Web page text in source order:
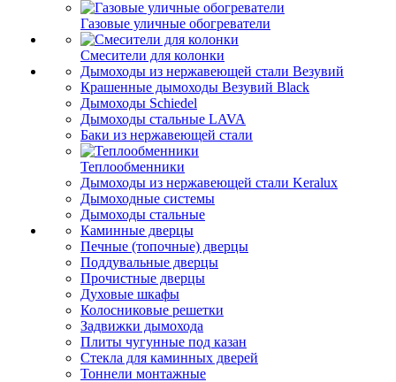
Газовые уличные обогреватели
Смесители для колонки
Дымоходы из нержавеющей стали Везувий
Крашенные дымоходы Везувий Black
Дымоходы Schiedel
Дымоходы стальные LAVA
Баки из нержавеющей стали
Теплообменники
Дымоходы из нержавеющей стали Keralux
Дымоходные системы
Дымоходы стальные
Каминные дверцы
Печные (топочные) дверцы
Поддувальные дверцы
Прочистные дверцы
Духовые шкафы
Колосниковые решетки
Задвижки дымохода
Плиты чугунные под казан
Стекла для каминных дверей
Тоннели монтажные